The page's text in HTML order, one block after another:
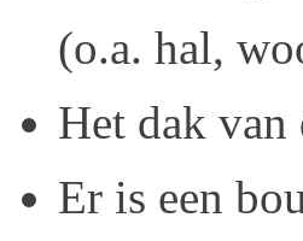
(o.a. hal,
Het dak
Er is een